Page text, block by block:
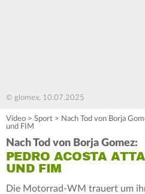
© glomex, 10.07.2025
Video > Sport > Nach Tod von Borja
und FIM
Nach Tod von Borja Gomez:
PEDRO ACOSTA
UND FIM
Die Motorrad-WM trauert um